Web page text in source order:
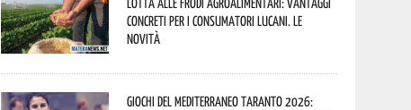
concreti per i consumatori lucani. Le
novità
Giochi del Mediterraneo Taranto 2026: